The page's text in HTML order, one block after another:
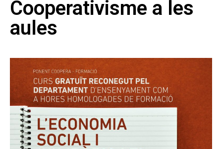
Cooperativisme a les
aules